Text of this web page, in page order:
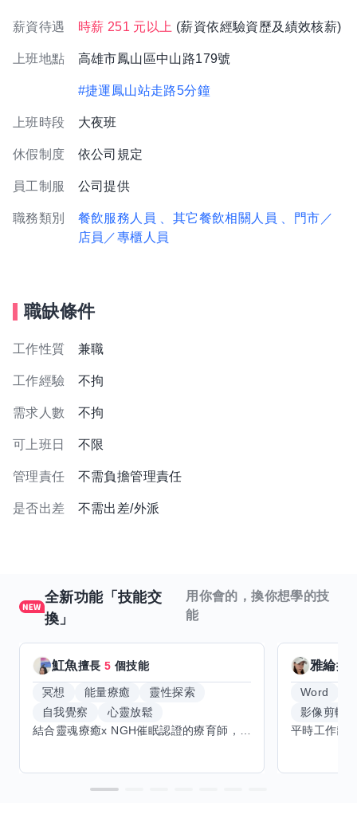
薪資待遇 時薪 251 元以上 (薪資依經驗資歷及績效核薪)
上班地點 高雄市鳳山區中山路179號
#捷運鳳山站走路5分鐘
上班時段 大夜班
休假制度 依公司規定
員工制服 公司提供
職務類別 餐飲服務人員 、其它餐飲相關人員
、門市／
店員／專櫃人員
職缺條件
工作性質 兼職
工作經驗 不拘
需求人數 不拘
可上班日 不限
管理責任 不需負擔管理責任
是否出差 不需出差/外派
全新功能「技能交
換」
用你會的，換你想學的技
能
魟魚擅長5 個技能
冥想 能量療癒
靈性探索
自我覺察
心靈放鬆
雅綸擅
Word
影像剪輯